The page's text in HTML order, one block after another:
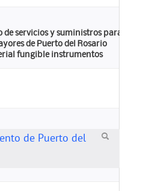
servicios y suministros para
de Puerto del Rosario
fungible instrumentos
de Puerto del